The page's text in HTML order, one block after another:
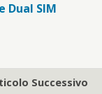
Dual SIM
Successivo